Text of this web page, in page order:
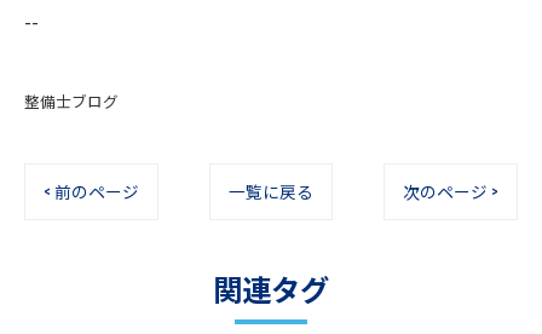
--
整備士ブログ
< 前のページ 一覧に戻る 次のページ >
関連タグ